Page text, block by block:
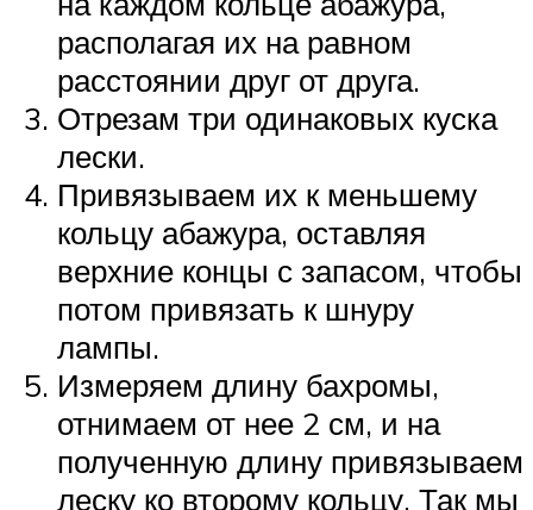
располагая их на равном
расстоянии друг от друга.
Отрезам три одинаковых куска
лески.
Привязываем их к меньшему
кольцу абажура, оставляя
верхние концы с запасом, чтобы
потом привязать к шнуру
лампы.
Измеряем длину бахромы,
отнимаем от нее 2 см, и на
полученную длину привязываем
леску ко второму кольцу. Так мы